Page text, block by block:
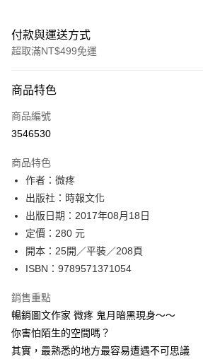
付款與運送方式
超取滿NT$499免運
信用卡一次付款
ATM付款
運送方式
付款後全家取貨
每筆NT$60，滿NT$499(含以上)免運費
付款後7-11取貨
每筆NT$60，滿NT$499(含以上)免運費
宅配
每筆NT$100，滿NT$499(含以上)免運費
商品特色
商品編號
3546530
商品特色
作者：微疼
出版社：時報文化
出版日期：2017年08月18日
定價：280 元
開本：25開／平裝／208頁
ISBN：9789571371054
銷售重點
暢銷圖文作家 微疼 鬼月暗黑現身～～
你害怕陌生的空間嗎？
其實，最熟悉的地方最容易遭遇不可思議